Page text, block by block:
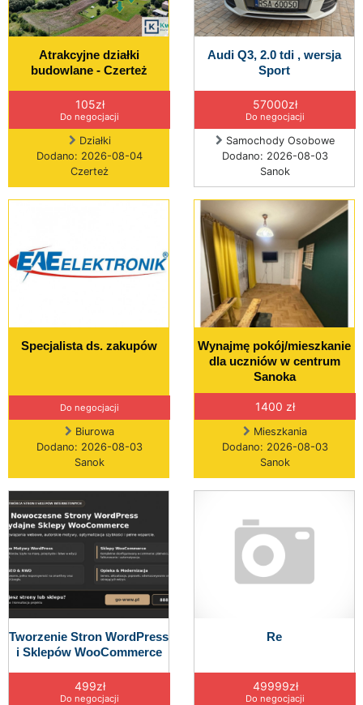
Atrakcyjne działki
budowlane - Czerteż
105zł
Do negocjacji
Działki
Dodano: 2026-08-04
Czerteż
Audi Q3, 2.0 tdi , wersja
Sport
57000zł
Do negocjacji
Samochody Osobowe
Dodano: 2026-08-03
Sanok
Specjalista ds. zakupów
Do negocjacji
Biurowa
Dodano: 2026-08-03
Sanok
Wynajmę pokój/mieszkanie
dla uczniów w centrum
Sanoka
1400 zł
Mieszkania
Dodano: 2026-08-03
Sanok
Tworzenie Stron WordPress
i Sklepów WooCommerce
499zł
Do negocjacji
Re
49999zł
Do negocjacji